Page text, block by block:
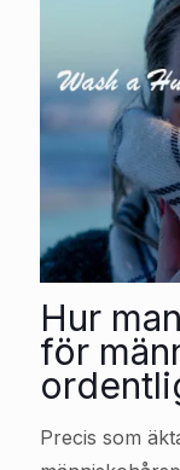
Hur
för
Precis som